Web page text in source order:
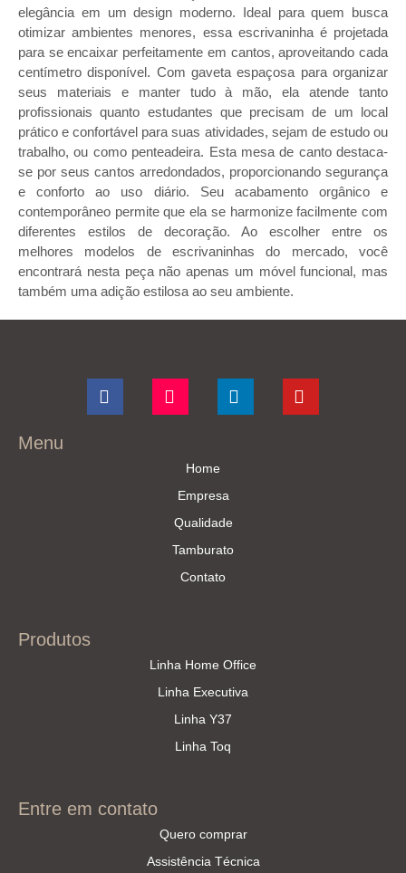
elegância em um design moderno. Ideal para quem busca
otimizar ambientes menores, essa escrivaninha é projetada
para se encaixar perfeitamente em cantos, aproveitando cada
centímetro disponível. Com gaveta espaçosa para organizar
seus materiais e manter tudo à mão, ela atende tanto
profissionais quanto estudantes que precisam de um local
prático e confortável para suas atividades, sejam de estudo ou
trabalho, ou como penteadeira. Esta mesa de canto destaca-
se por seus cantos arredondados, proporcionando segurança
e conforto ao uso diário. Seu acabamento orgânico e
contemporâneo permite que ela se harmonize facilmente com
diferentes estilos de decoração. Ao escolher entre os
melhores modelos de escrivaninhas do mercado, você
encontrará nesta peça não apenas um móvel funcional, mas
também uma adição estilosa ao seu ambiente.
Menu
Home
Empresa
Qualidade
Tamburato
Contato
Produtos
Linha Home Office
Linha Executiva
Linha Y37
Linha Toq
Entre em contato
Quero comprar
Assistência Técnica